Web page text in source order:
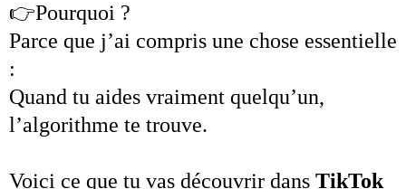
👉Pourquoi ?
Parce que j’ai compris une chose essentielle
:
Quand tu aides vraiment quelqu’un,
l’algorithme te trouve.
Voici ce que tu vas découvrir dans TikTok